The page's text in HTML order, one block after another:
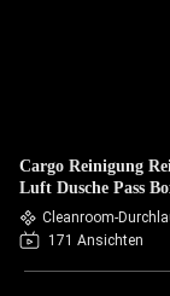
Cargo Reinigung
Luft Dusche Pass
Cleanroom-
171 Ansichten